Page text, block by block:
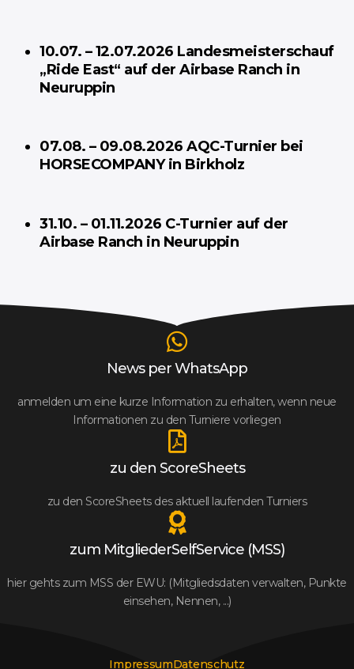
10.07. – 12.07.2026 Landesmeisterschauf
„Ride East“ auf der Airbase Ranch in
Neuruppin
07.08. – 09.08.2026 AQC-Turnier bei
HORSECOMPANY in Birkholz
31.10. – 01.11.2026 C-Turnier auf der
Airbase Ranch in Neuruppin
News per WhatsApp
anmelden um eine kurze Information zu erhalten, wenn neue
Informationen zu den Turniere vorliegen
zu den ScoreSheets
zu den ScoreSheets des aktuell laufenden Turniers
zum MitgliederSelfService (MSS)
hier gehts zum MSS der EWU: (Mitgliedsdaten verwalten, Punkte
einsehen, Nennen, ...)
ImpressumDatenschutz